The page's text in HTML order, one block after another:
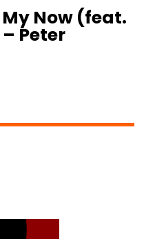
My Now (feat.
Peter